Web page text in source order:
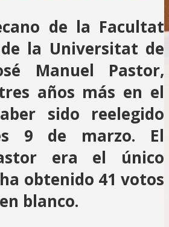
de la Facultat
de la Universitat de
Manuel Pastor,
años más en el
sido reelegido
9 de marzo. El
era el único
obtenido 41 votos
blanco.